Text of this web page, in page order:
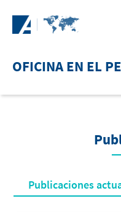
OFICINA EN EL
Publicaciones